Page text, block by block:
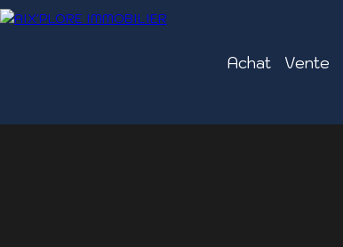
Achat Vente